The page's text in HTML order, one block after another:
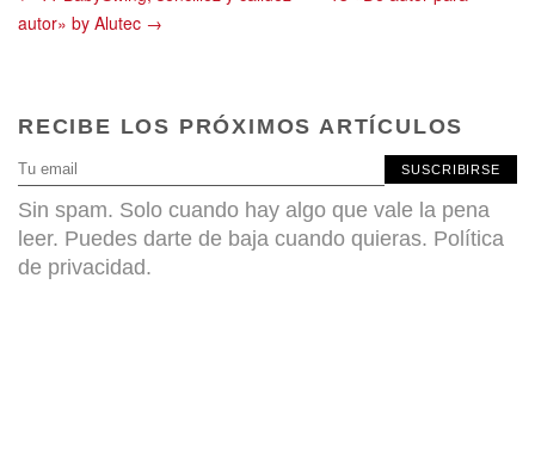
autor» by Alutec →
RECIBE LOS PRÓXIMOS ARTÍCULOS
SUSCRIBIRSE
Sin spam. Solo cuando hay algo que vale la pena
leer. Puedes darte de baja cuando quieras. Política
de privacidad.